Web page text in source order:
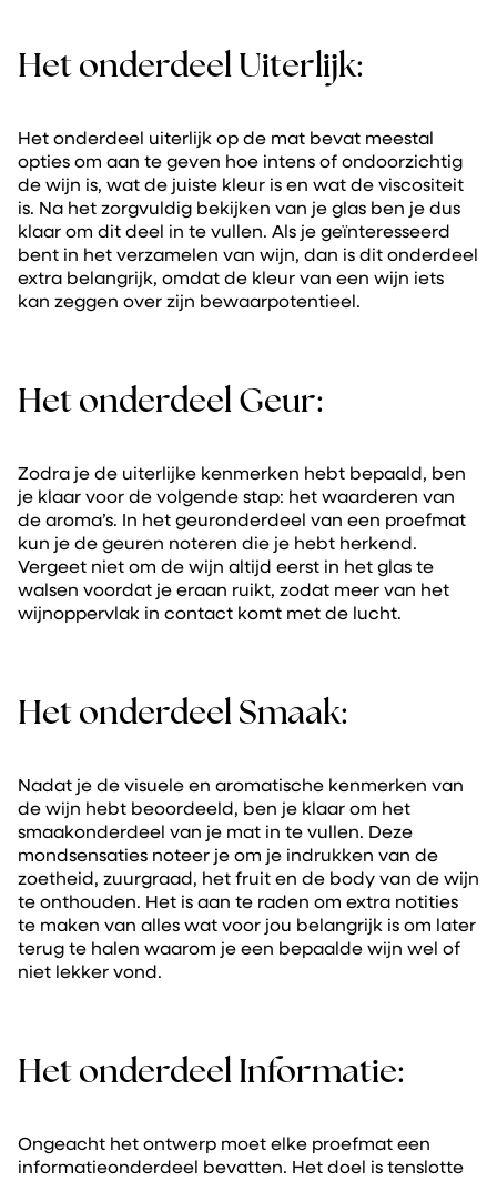
Het onderdeel Uiterlijk:
Het onderdeel uiterlijk op de mat bevat meestal
opties om aan te geven hoe intens of ondoorzichtig
de wijn is, wat de juiste kleur is en wat de viscositeit
is. Na het zorgvuldig bekijken van je glas ben je dus
klaar om dit deel in te vullen. Als je geïnteresseerd
bent in het verzamelen van wijn, dan is dit onderdeel
extra belangrijk, omdat de kleur van een wijn iets
kan zeggen over zijn bewaarpotentieel.
Het onderdeel Geur:
Zodra je de uiterlijke kenmerken hebt bepaald, ben
je klaar voor de volgende stap: het waarderen van
de aroma’s. In het geuronderdeel van een proefmat
kun je de geuren noteren die je hebt herkend.
Vergeet niet om de wijn altijd eerst in het glas te
walsen voordat je eraan ruikt, zodat meer van het
wijnoppervlak in contact komt met de lucht.
Het onderdeel Smaak:
Nadat je de visuele en aromatische kenmerken van
de wijn hebt beoordeeld, ben je klaar om het
smaakonderdeel van je mat in te vullen. Deze
mondsensaties noteer je om je indrukken van de
zoetheid, zuurgraad, het fruit en de body van de wijn
te onthouden. Het is aan te raden om extra notities
te maken van alles wat voor jou belangrijk is om later
terug te halen waarom je een bepaalde wijn wel of
niet lekker vond.
Het onderdeel Informatie:
Ongeacht het ontwerp moet elke proefmat een
informatieonderdeel bevatten. Het doel is tenslotte